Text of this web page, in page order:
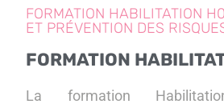
FORMATION HABILITATION
ET PRÉVENTION DES
FORMATION
La formation